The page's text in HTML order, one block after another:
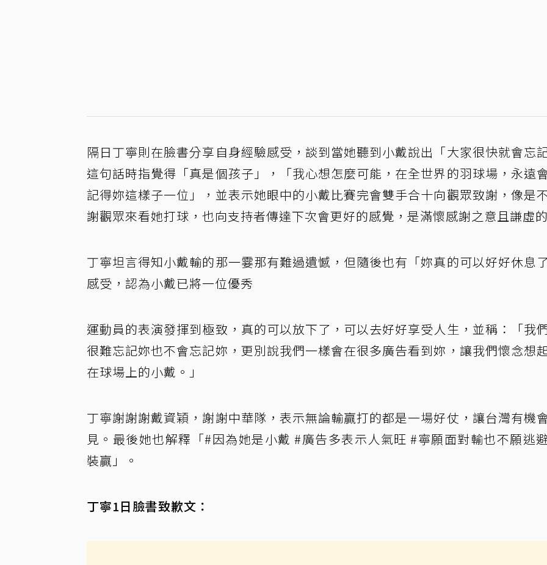
隔日丁寧則在臉書分享自身經驗感受，談到當她聽到小戴說出「大家很快就會忘記
這句話時指覺得「真是個孩子」，「我心想怎麼可能，在全世界的羽球場，永遠
記得妳這樣子一位」，並表示她眼中的小戴比賽完會雙手合十向觀眾致謝，像是
謝觀眾來看她打球，也向支持者傳達下次會更好的感覺，是滿懷感謝之意且謙虛
丁寧坦言得知小戴輸的那一霎那有難過遺憾，但隨後也有「妳真的可以好好休息
感受，認為小戴已將一位優秀
運動員的表演發揮到極致，真的可以放下了，可以去好好享受人生，並稱：「我
很難忘記妳也不會忘記妳，更別說我們一樣會在很多廣告看到妳，讓我們懷念想
在球場上的小戴。」
丁寧謝謝謝戴資穎，謝謝中華隊，表示無論輸贏打的都是一場好仗，讓台灣有機
見。最後她也解釋「#因為她是小戴 #廣告多表示人氣旺 #寧願面對輸也不願逃
裝贏」。
丁寧1日臉書致歉文：